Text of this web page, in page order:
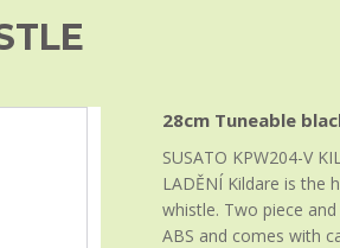
28cm Tuneable
SUSATO KPW204-V
LADĚNÍ Kildare is the
whistle. Two piece
ABS and comes with